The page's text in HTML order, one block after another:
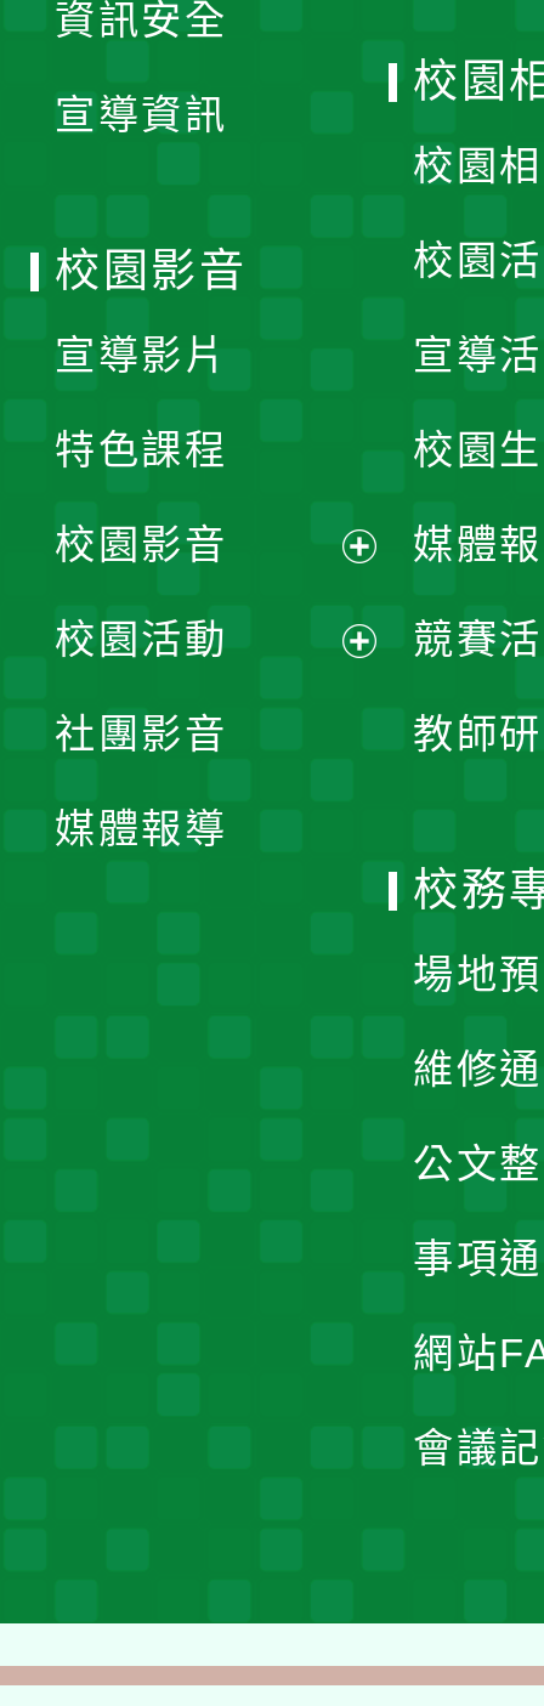
資訊安全
宣導資訊
校園
校園
校園
宣導
校園
媒體
競賽
教師
校園影音
宣導影片
特色課程
校園影音
開
校園活動
社團影音
媒體報導
校務
場地
維修
公文
事項
網站
會議